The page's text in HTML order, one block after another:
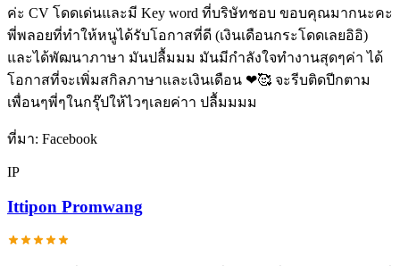
ค่ะ CV โดดเด่นและมี Key word ที่บริษัทชอบ ขอบคุณมากนะคะ
พี่พลอยที่ทำให้หนูได้รับโอกาสที่ดี (เงินเดือนกระโดดเลยอิอิ)
และได้พัฒนาภาษา มันปลื้มมม มันมีกำลังใจทำงานสุดๆค่า ได้
โอกาสที่จะเพิ่มสกิลภาษาและเงินเดือน ❤🥰 จะรีบติดปีกตาม
เพื่อนๆพี่ๆในกรุ๊ปให้ไวๆเลยค่าา ปลื้มมมม
ที่มา: Facebook
IP
Ittipon Promwang